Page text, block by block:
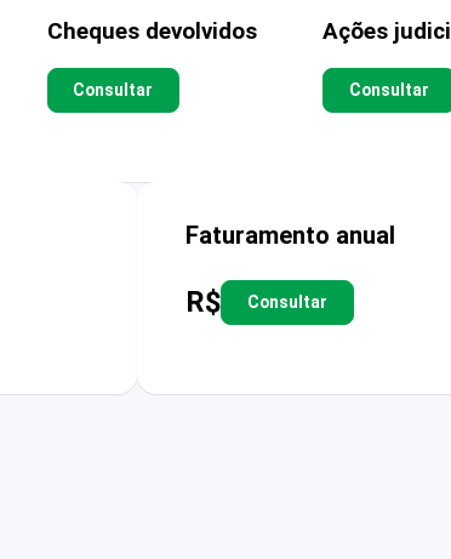
Cheques devolvidos
Consultar
Ações
Consultar
Faturamento anual
R$ Consultar